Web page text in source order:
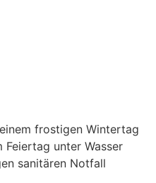
frostigen Wintertag
Feiertag unter Wasser
sanitären Notfall